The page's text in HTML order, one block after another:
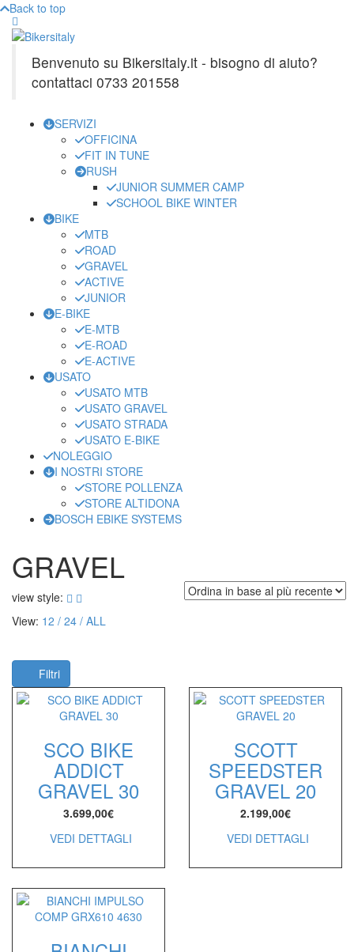
Back to top
Benvenuto su Bikersitaly.it - bisogno di aiuto?
contattaci 0733 201558
SERVIZI
OFFICINA
FIT IN TUNE
RUSH
JUNIOR SUMMER CAMP
SCHOOL BIKE WINTER
BIKE
MTB
ROAD
GRAVEL
ACTIVE
JUNIOR
E-BIKE
E-MTB
E-ROAD
E-ACTIVE
USATO
USATO MTB
USATO GRAVEL
USATO STRADA
USATO E-BIKE
NOLEGGIO
I NOSTRI STORE
STORE POLLENZA
STORE ALTIDONA
BOSCH EBIKE SYSTEMS
GRAVEL
view style:
View: 12 24 ALL
Filtri
SCO BIKE
ADDICT
GRAVEL 30
3.699,00€
VEDI DETTAGLI
SCOTT
SPEEDSTER
GRAVEL 20
2.199,00€
VEDI DETTAGLI